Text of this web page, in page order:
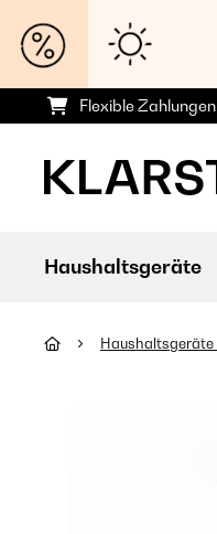
Flexible Zahlungen
Haushaltsgeräte
Haushaltsgeräte